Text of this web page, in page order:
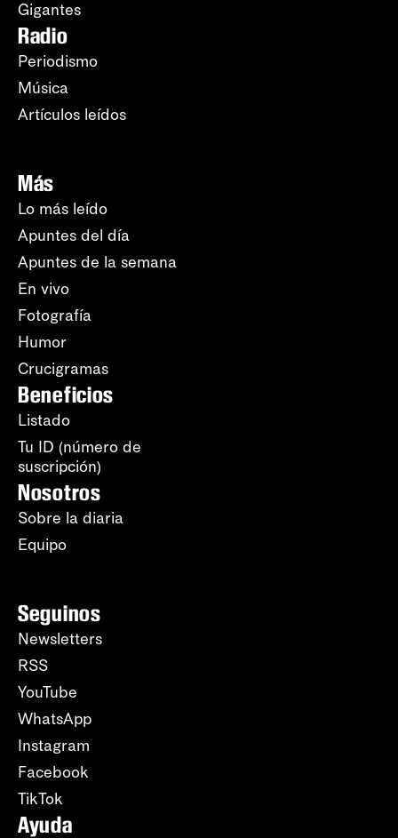
Gigantes
Radio
Periodismo
Música
Artículos leídos
Más
Lo más leído
Apuntes del día
Apuntes de la semana
En vivo
Fotografía
Humor
Crucigramas
Beneficios
Listado
Tu ID (número de
suscripción)
Nosotros
Sobre la diaria
Equipo
Seguinos
Newsletters
RSS
YouTube
WhatsApp
Instagram
Facebook
TikTok
Ayuda